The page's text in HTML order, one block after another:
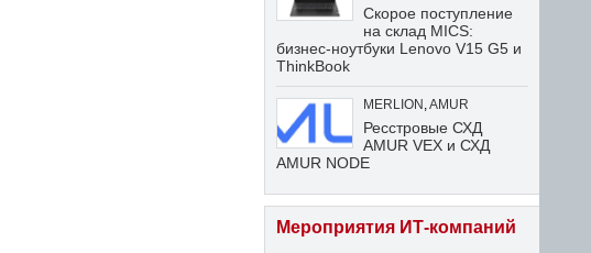
Скорое поступление
на склад MICS:
бизнес-ноутбуки Lenovo V15 G5 и
ThinkBook
MERLION AMUR
Ресстровые СХД
AMUR VEX и СХД
AMUR NODE
Мероприятия ИТ-компаний